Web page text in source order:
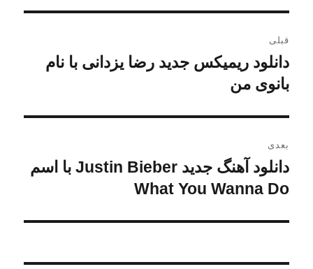
نوشته
قبلی
نوشته
قبلی:
دانلود ریمیکس جدید رضا یزدانی با نام
بانوی من
بعدی
نوشته
بعدی:
دانلود آهنگ جدید Justin Bieber با اسم
What You Wanna Do